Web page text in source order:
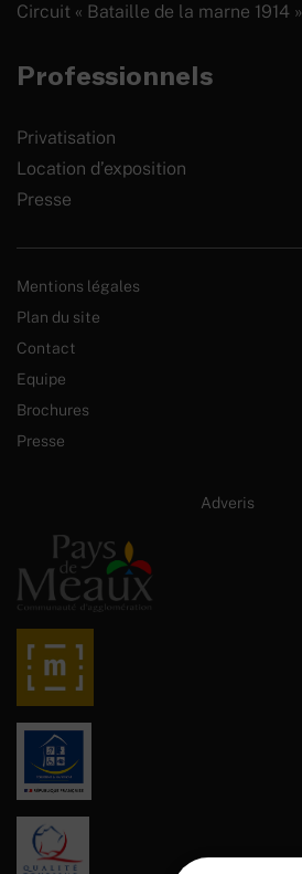
Circuit « Bataille de la marne 1914 »
Professionnels
Privatisation
Location d’exposition
Presse
Mentions légales
Plan du site
Contact
Equipe
Brochures
Presse
Adveris